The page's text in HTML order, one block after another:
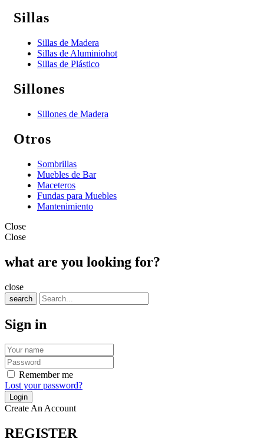
Sillas
Sillas de Madera
Sillas de Aluminiohot
Sillas de Plástico
Sillones
Sillones de Madera
Otros
Sombrillas
Muebles de Bar
Maceteros
Fundas para Muebles
Mantenimiento
Close
Close
what are you looking for?
close
search
Sign in
Remember me
Lost your password?
Create An Account
REGISTER